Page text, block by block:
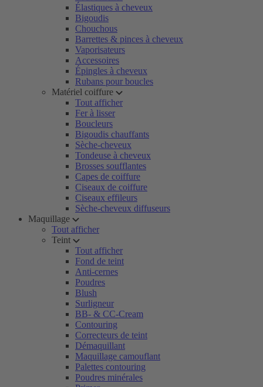
Élastiques à cheveux
Bigoudis
Chouchous
Barrettes & pinces à cheveux
Vaporisateurs
Accessoires
Épingles à cheveux
Rubans pour boucles
Matériel coiffure
Tout afficher
Fer à lisser
Boucleurs
Bigoudis chauffants
Sèche-cheveux
Tondeuse à cheveux
Brosses soufflantes
Capes de coiffure
Ciseaux de coiffure
Ciseaux effileurs
Sèche-cheveux diffuseurs
Maquillage
Tout afficher
Teint
Tout afficher
Fond de teint
Anti-cernes
Poudres
Blush
Surligneur
BB- & CC-Cream
Contouring
Correcteurs de teint
Démaquillant
Maquillage camouflant
Palettes contouring
Poudres minérales